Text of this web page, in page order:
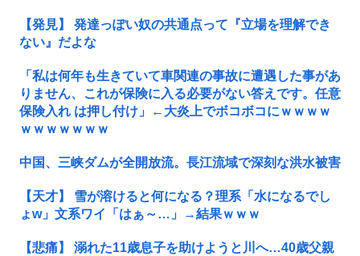
【発見】 発達っぽい奴の共通点って『立場を理解でき
ない』だよな
「私は何年も生きていて車関連の事故に遭遇した事があ
りません、これが保険に入る必要がない答えです。任意
保険入れ は押し付け」←大炎上でボコボコにｗｗｗｗ
ｗｗｗｗｗｗｗ
中国、三峡ダムが全開放流。長江流域で深刻な洪水被害
【天才】 雪が溶けると何になる？理系「水になるでし
ょw」文系ワイ「はぁ～…」→結果ｗｗｗ
【悲痛】 溺れた11歳息子を助けようと川へ…40歳父親